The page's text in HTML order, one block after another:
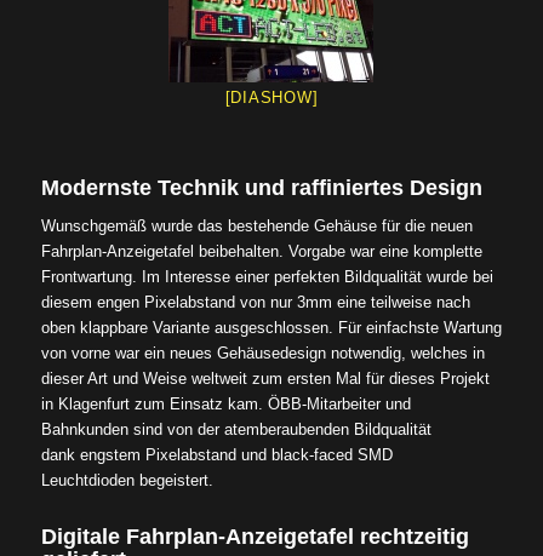
[DIASHOW]
Modernste Technik und raffiniertes Design
Wunschgemäß wurde das bestehende Gehäuse für die neuen
Fahrplan-Anzeigetafel beibehalten. Vorgabe war eine komplette
Frontwartung. Im Interesse einer perfekten Bildqualität wurde bei
diesem engen Pixelabstand von nur 3mm eine teilweise nach
oben klappbare Variante ausgeschlossen. Für einfachste Wartung
von vorne war ein neues Gehäusedesign notwendig, welches in
dieser Art und Weise weltweit zum ersten Mal für dieses Projekt
in Klagenfurt zum Einsatz kam. ÖBB-Mitarbeiter und
Bahnkunden sind von der atemberaubenden Bildqualität
dank engstem Pixelabstand und black-faced SMD
Leuchtdioden begeistert.
Digitale Fahrplan-Anzeigetafel rechtzeitig